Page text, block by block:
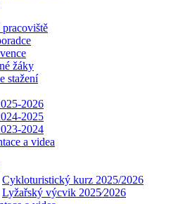
žáky
stažení
2026
2025
2024
a videa
Cykloturistický kurz 2025/2026
Lyžařský výcvik 2025⁄2026